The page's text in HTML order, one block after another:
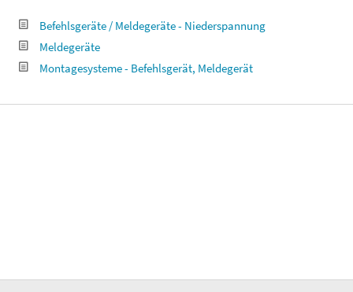
Befehlsgeräte / Meldegeräte - Niederspannung
Meldegeräte
Montagesysteme - Befehlsgerät, Meldegerät